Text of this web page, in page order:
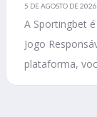
5 DE AGOSTO DE 2026
A Sportingbet
Jogo
plataforma,